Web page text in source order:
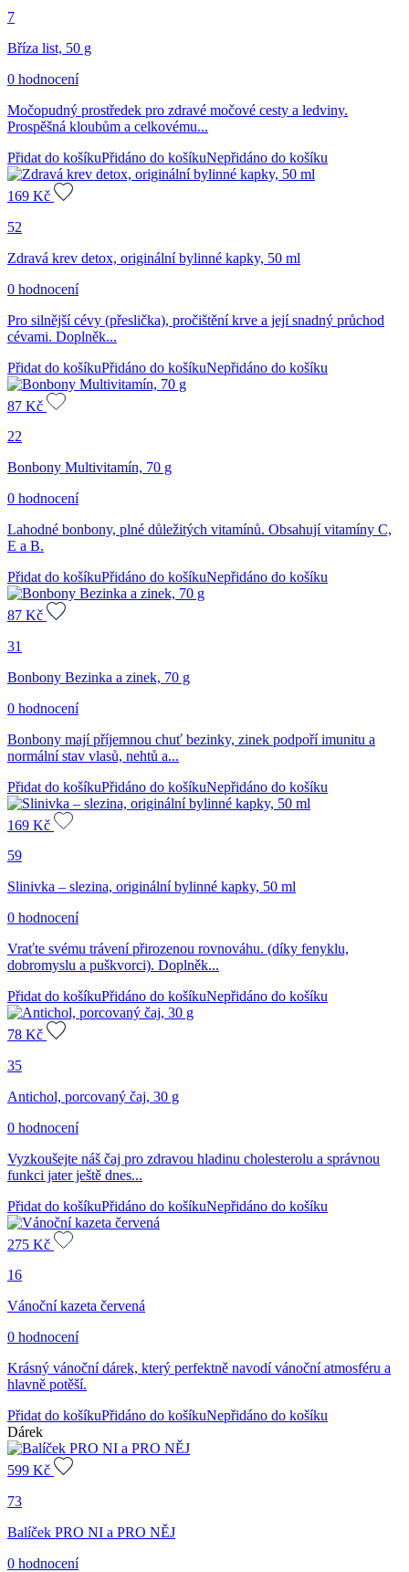
7
Bříza list, 50 g
0 hodnocení
Močopudný prostředek pro zdravé močové cesty a ledviny.
Prospěšná kloubům a celkovému...
Přidat do košíkuPřidáno do košíkuNepřidáno do košíku
169 Kč
52
Zdravá krev detox, originální bylinné kapky, 50 ml
0 hodnocení
Pro silnější cévy (přeslička), pročištění krve a její snadný průchod
cévami. Doplněk...
Přidat do košíkuPřidáno do košíkuNepřidáno do košíku
87 Kč
22
Bonbony Multivitamín, 70 g
0 hodnocení
Lahodné bonbony, plné důležitých vitamínů. Obsahují vitamíny C,
E a B.
Přidat do košíkuPřidáno do košíkuNepřidáno do košíku
87 Kč
31
Bonbony Bezinka a zinek, 70 g
0 hodnocení
Bonbony mají příjemnou chuť bezinky, zinek podpoří imunitu a
normální stav vlasů, nehtů a...
Přidat do košíkuPřidáno do košíkuNepřidáno do košíku
169 Kč
59
Slinivka – slezina, originální bylinné kapky, 50 ml
0 hodnocení
Vraťte svému trávení přirozenou rovnováhu. (díky fenyklu,
dobromyslu a puškvorci). Doplněk...
Přidat do košíkuPřidáno do košíkuNepřidáno do košíku
78 Kč
35
Antichol, porcovaný čaj, 30 g
0 hodnocení
Vyzkoušejte náš čaj pro zdravou hladinu cholesterolu a správnou
funkci jater ještě dnes...
Přidat do košíkuPřidáno do košíkuNepřidáno do košíku
275 Kč
16
Vánoční kazeta červená
0 hodnocení
Krásný vánoční dárek, který perfektně navodí vánoční atmosféru a
hlavně potěší.
Přidat do košíkuPřidáno do košíkuNepřidáno do košíku
Dárek
599 Kč
73
Balíček PRO NI a PRO NĚJ
0 hodnocení